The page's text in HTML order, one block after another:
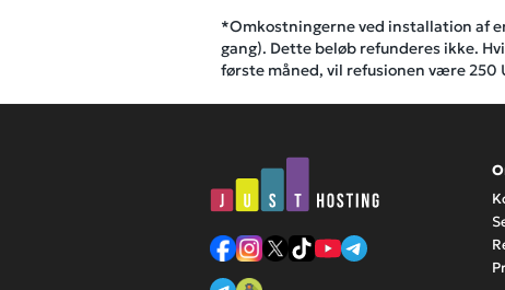
*Omkostningerne ved installation af
gang). Dette beløb refunderes ikke.
første måned, vil refusionen være 250